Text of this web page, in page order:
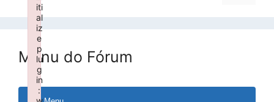
Menu do Fórum
iti
al
iz
e
p
lu
g
in
: